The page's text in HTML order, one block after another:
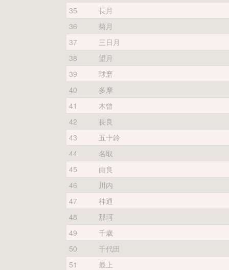
35
長月
36
菊月
37
三日月
38
望月
39
球磨
40
多摩
41
木曾
42
長良
43
五十鈴
44
名取
45
由良
46
川内
47
神通
48
那珂
49
千歳
50
千代田
51
最上